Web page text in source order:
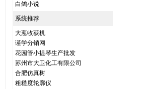
白鸽小说
系统推荐
大葱收获机
谨学分销网
花园管小提琴生产批发
苏州市大卫化工有限公司
合肥仿真树
粗糙度轮廓仪